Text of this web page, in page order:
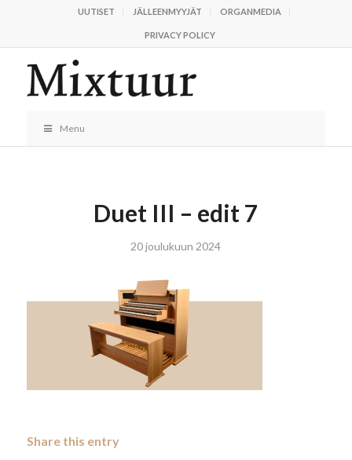
UUTISET JÄLLEENMYYJÄT ORGANMEDIA
PRIVACY POLICY
Menu
Duet III – edit 7
20 joulukuun 2024
Share this entry